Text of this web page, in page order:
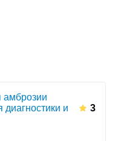
амброзии
и
3